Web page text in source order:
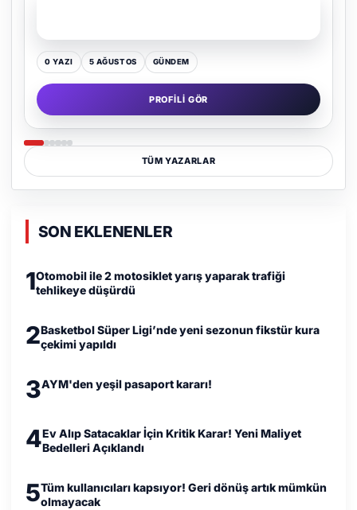
0 YAZI 16 TEMMUZ GÜNDEM
PROFILI GÖR
TÜM YAZARLAR
SON EKLENENLER
1Otomobil ile 2 motosiklet yarış yaparak trafiği
tehlikeye düşürdü
2Basketbol Süper Ligi’nde yeni sezonun fikstür kura
çekimi yapıldı
3AYM'den yeşil pasaport kararı!
4Ev Alıp Satacaklar İçin Kritik Karar! Yeni Maliyet
Bedelleri Açıklandı
5Tüm kullanıcıları kapsıyor! Geri dönüş artık mümkün
olmayacak